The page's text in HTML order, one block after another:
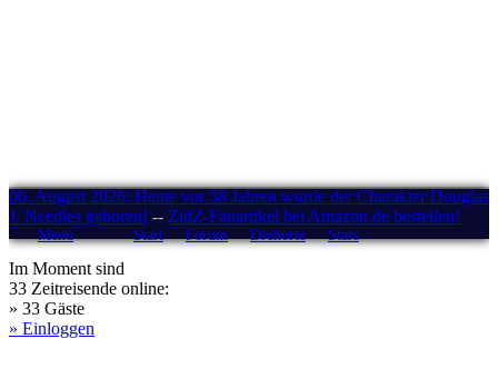
06. August 2026: Heute vor 58 Jahren wurde der Charakter Douglas
J. Needles geboren! -- ZidZ-Fanartikel bei Amazon.de bestellen!
Menü Start Forum Drehorte Stars
Im Moment sind
33 Zeitreisende online:
» 33 Gäste
» Einloggen